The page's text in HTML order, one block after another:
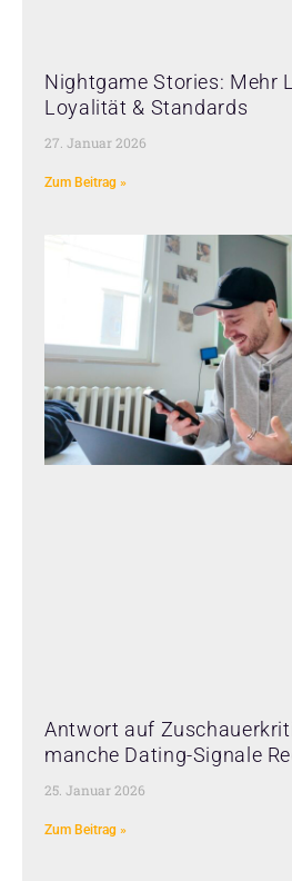
Nightgame Stories: Mehr
Loyalität & Standards
27. Januar 2026
Zum Beitrag »
Antwort auf
manche Dating-Signale
25. Januar 2026
Zum Beitrag »